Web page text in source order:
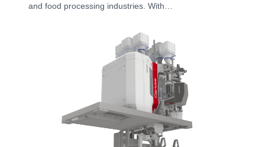
and food processing industries. With…